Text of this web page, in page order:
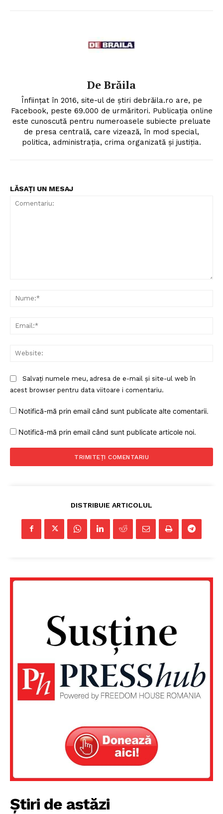
De Brăila
Înființat în 2016, site-ul de știri debrăila.ro are, pe
Facebook, peste 69.000 de urmăritori. Publicația online
este cunoscută pentru numeroasele subiecte preluate
de presa centrală, care vizează, în mod special,
politica, administrația, crima organizată și justiția.
LĂSAȚI UN MESAJ
Salvați numele meu, adresa de e-mail și site-ul web în
acest browser pentru data viitoare i comentariu.
Notifică-mă prin email când sunt publicate alte comentarii.
Notifică-mă prin email când sunt publicate articole noi.
DISTRIBUIE ARTICOLUL
Știri de astăzi